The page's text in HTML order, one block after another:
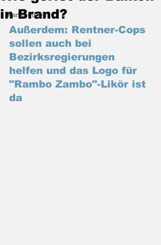
Randnotizen
in Brand?
Außerdem: Rentner-Cops
sollen auch bei
Bezirksregierungen
helfen und das Logo für
"Rambo Zambo"-Likör ist
da